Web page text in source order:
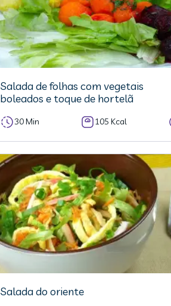
Salada de folhas com vegetais
boleados e toque de hortelã
30 Min 105 Kcal
Salada do oriente